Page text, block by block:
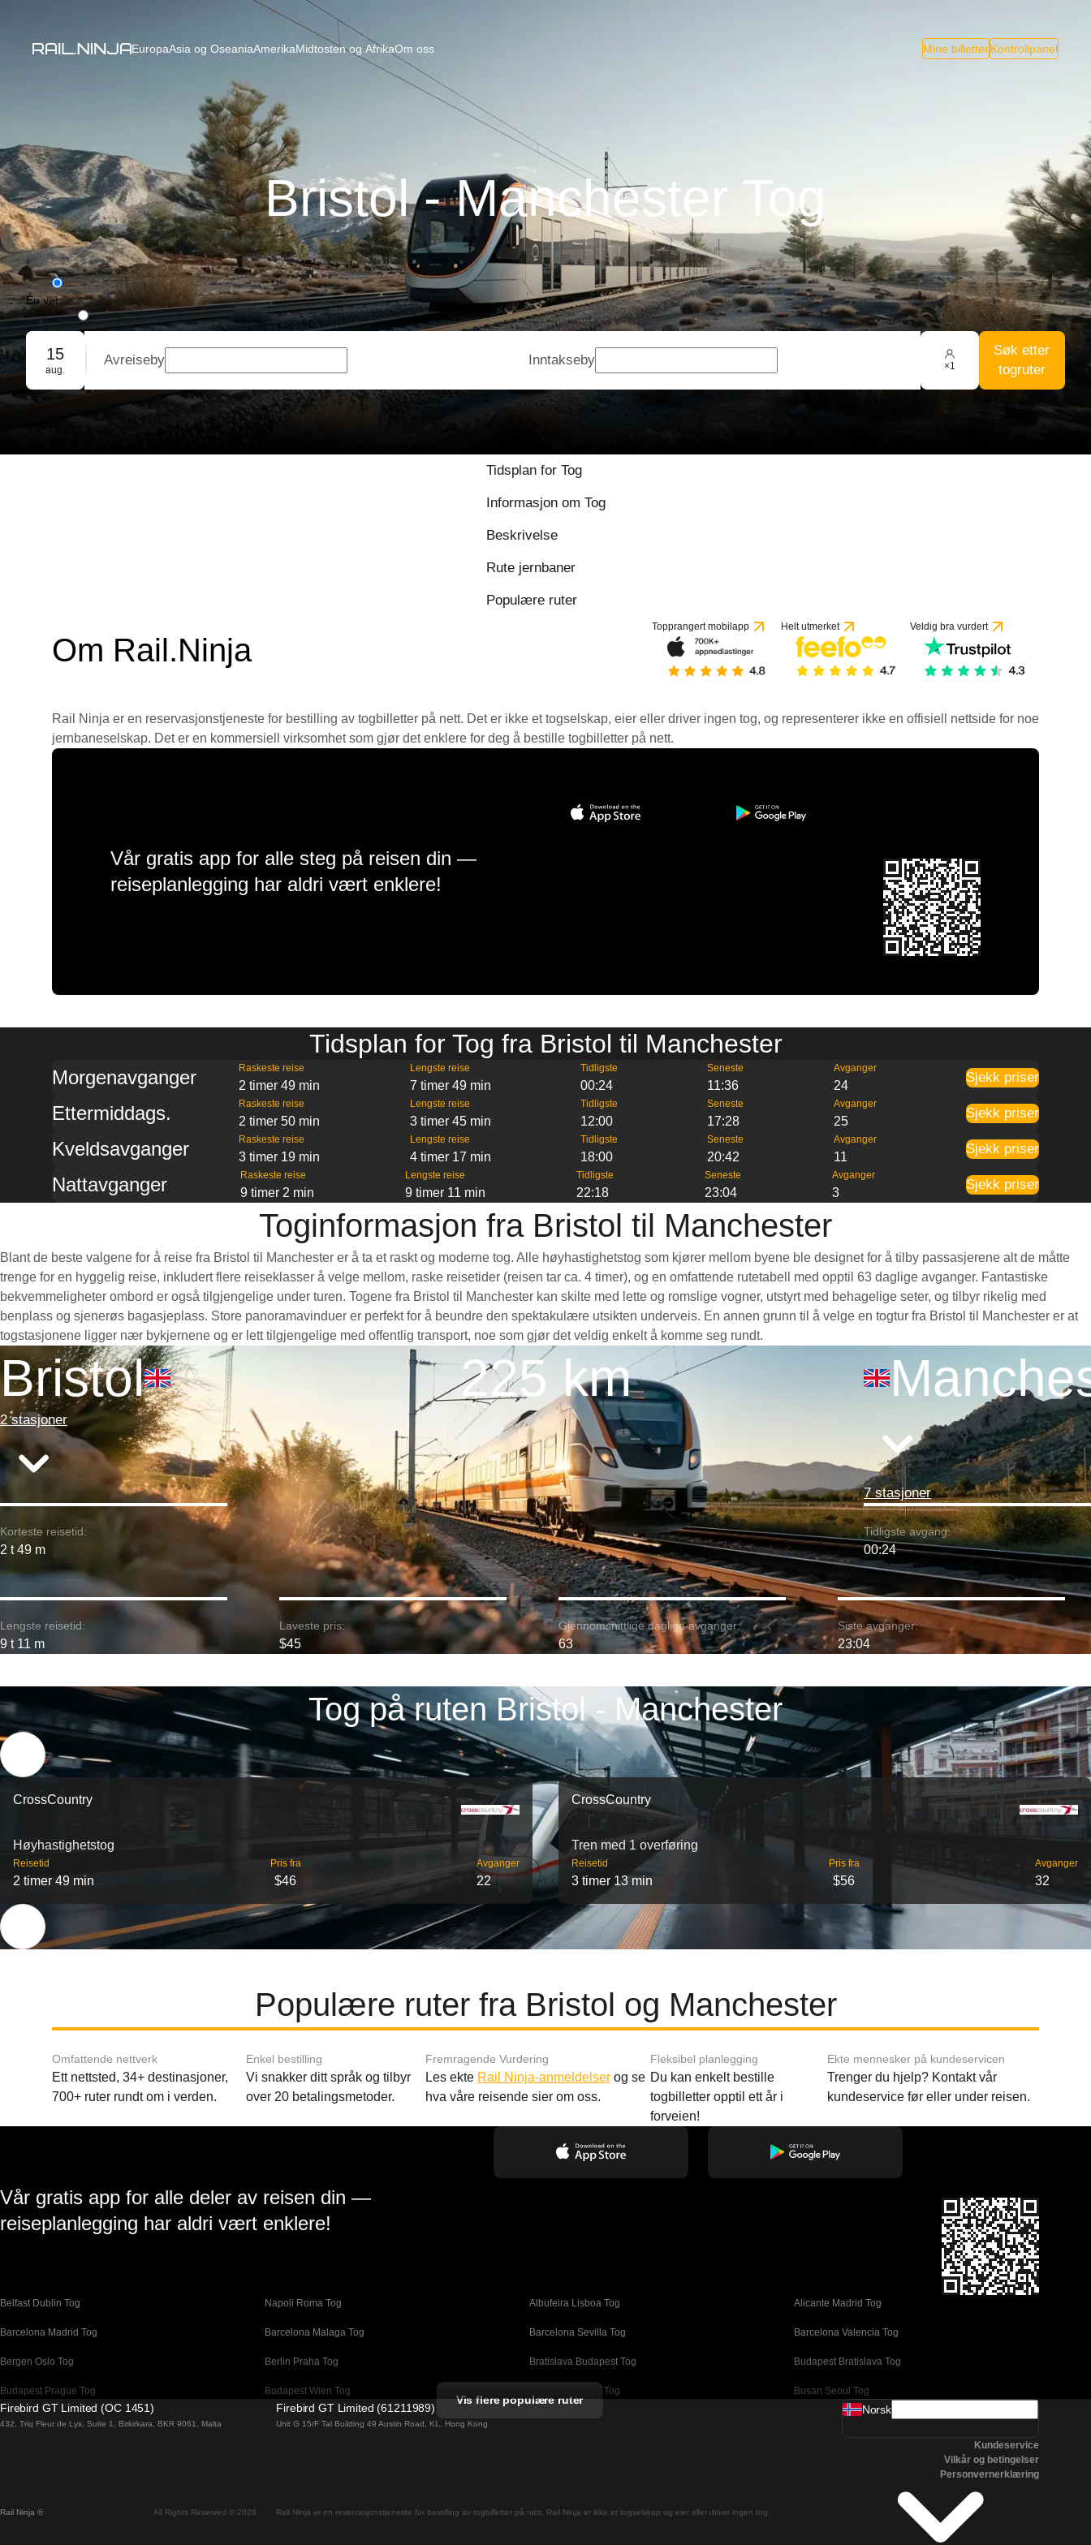
EuropaAsia og OseaniaAmerikaMidtosten og AfrikaOm oss Mine billetterKontrollpanel
Bristol - Manchester Tog
Én vei
Tur/retur
Gruppebooking
15
aug.
Avreiseby Inntakseby ×1
Søk etter
togruter
Tidsplan for Tog
Informasjon om Tog
Beskrivelse
Rute jernbaner
Populære ruter
Om Rail.Ninja
Topprangert mobilapp Helt utmerket Veldig bra vurdert
Rail Ninja er en reservasjons­tjeneste for bestilling av togbilletter på nett. Det er ikke et togselskap, eier eller driver ingen tog, og representerer ikke en offisiell nettside for noe
jernbaneselskap. Det er en kommersiell virksomhet som gjør det enklere for deg å bestille togbilletter på nett.
Vår gratis app for alle steg på reisen din —
reiseplanlegging har aldri vært enklere!
Tidsplan for Tog fra Bristol til Manchester
Morgenavganger Raskeste reise
2 timer 49 min
Lengste reise
7 timer 49 min
Tidligste
00:24
Seneste
11:36
Avganger
24
Sjekk priser
Ettermiddags. Raskeste reise
2 timer 50 min
Lengste reise
3 timer 45 min
Tidligste
12:00
Seneste
17:28
Avganger
25
Sjekk priser
Kveldsavganger Raskeste reise
3 timer 19 min
Lengste reise
4 timer 17 min
Tidligste
18:00
Seneste
20:42
Avganger
11
Sjekk priser
Nattavganger Raskeste reise
9 timer 2 min
Lengste reise
9 timer 11 min
Tidligste
22:18
Seneste
23:04
Avganger
3
Sjekk priser
Toginformasjon fra Bristol til Manchester
Blant de beste valgene for å reise fra Bristol til Manchester er å ta et raskt og moderne tog. Alle høyhastighetstog som kjører mellom byene ble designet for å tilby passasjerene alt de måtte
trenge for en hyggelig reise, inkludert flere reiseklasser å velge mellom, raske reisetider (reisen tar ca. 4 timer), og en omfattende rutetabell med opptil 63 daglige avganger. Fantastiske
bekvemmeligheter ombord er også tilgjengelige under turen. Togene fra Bristol til Manchester kan skilte med lette og romslige vogner, utstyrt med behagelige seter, og tilbyr rikelig med
benplass og sjenerøs bagasjeplass. Store panoramavinduer er perfekt for å beundre den spektakulære utsikten underveis. En annen grunn til å velge en togtur fra Bristol til Manchester er at
togstasjonene ligger nær bykjernene og er lett tilgjengelige med offentlig transport, noe som gjør det veldig enkelt å komme seg rundt.
Bristol
2 stasjoner
225 km
7 stasjoner
Korteste reisetid:
2 t 49 m
Tidligste avgang:
00:24
Lengste reisetid:
9 t 11 m
Laveste pris:
$45
Gjennomsnittlige daglige avganger:
63
Siste avganger:
23:04
Tog på ruten Bristol - Manchester
CrossCountry
Høyhastighetstog
Reisetid
2 timer 49 min
Pris fra
$46
Avganger
22
CrossCountry
Tren med 1 overføring
Reisetid
3 timer 13 min
Pris fra
$56
Avganger
32
Populære ruter fra Bristol og Manchester
Omfattende nettverk
Ett nettsted, 34+ destinasjoner,
700+ ruter rundt om i verden.
Enkel bestilling
Vi snakker ditt språk og tilbyr
over 20 betalingsmetoder.
Fremragende Vurdering
Les ekte Rail Ninja-anmeldelserog se
hva våre reisende sier om oss.
Fleksibel planlegging
Du kan enkelt bestille
togbilletter opptil ett år i
forveien!
Ekte mennesker på kundeservicen
Trenger du hjelp? Kontakt vår
kundeservice før eller under reisen.
Vår gratis app for alle deler av reisen din —
reiseplanlegging har aldri vært enklere!
Belfast Dublin Tog Napoli Roma Tog Albufeira Lisboa Tog Alicante Madrid Tog
Barcelona Madrid Tog Barcelona Malaga Tog Barcelona Sevilla Tog Barcelona Valencia Tog
Bergen Oslo Tog Berlin Praha Tog Bratislava Budapest Tog Budapest Bratislava Tog
Budapest Prague Tog Budapest Wien Tog Busan Cheonan Tog Busan Seoul Tog
Canberra Sydney Tog Changwon Seoul Tog
Faro Lisboa Tog Faro Porto Tog Firenze Roma Tog
Vis flere populære ruter
Firebird GT Limited (OC 1451)
432, Triq Fleur de Lys, Suite 1, Birkirkara, BKR 9061, Malta
Firebird GT Limited (61211989)
Unit G 15/F Tal Building 49 Austin Road, KL, Hong Kong
Rail Ninja ® All Rights Reserved © 2026 Rail Ninja er en reservasjons­tjeneste for bestilling av togbilletter på nett. Rail Ninja er ikke et togselskap og eier eller driver ingen tog.
Norsk
Kundeservice
Vilkår og betingelser
Personvernerklæring